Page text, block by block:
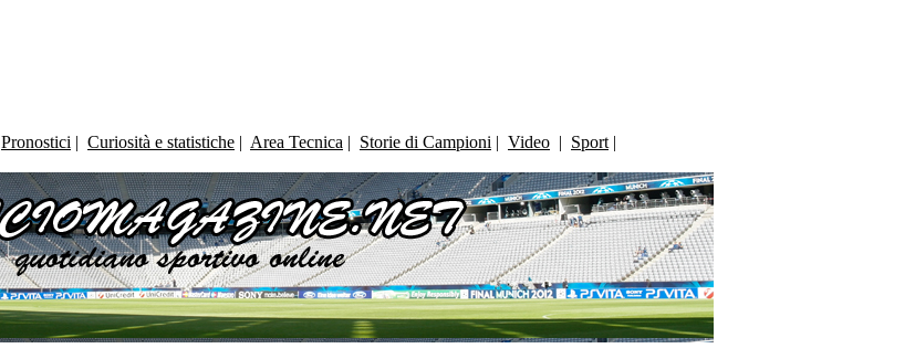
Pronostici | Curiosità e statistiche | Area Tecnica | Storie di Campioni | Video | Sport |